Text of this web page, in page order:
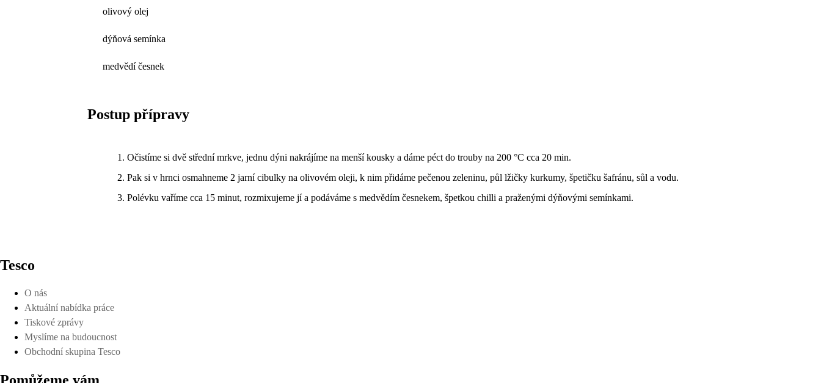
olivový olej
dýňová semínka
medvědí česnek
Postup přípravy
Očistíme si dvě střední mrkve, jednu dýni nakrájíme na menší kousky a dáme péct do trouby na 200 °C cca 20 min.
Pak si v hrnci osmahneme 2 jarní cibulky na olivovém oleji, k nim přidáme pečenou zeleninu, půl lžičky kurkumy, špetičku šafránu, sůl a vodu.
Polévku vaříme cca 15 minut, rozmixujeme jí a podáváme s medvědím česnekem, špetkou chilli a praženými dýňovými semínkami.
Tesco
O nás
Aktuální nabídka práce
Tiskové zprávy
Myslíme na budoucnost
Obchodní skupina Tesco